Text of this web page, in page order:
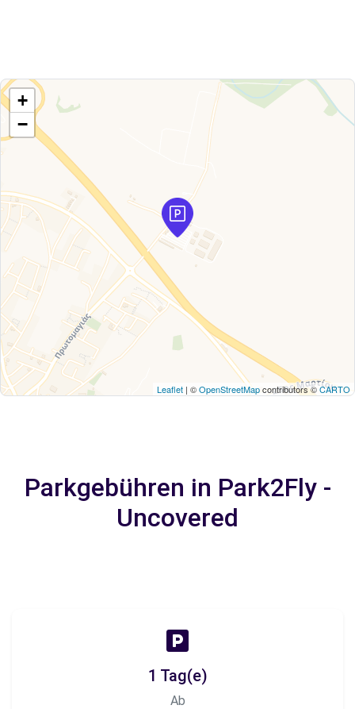
+
−
Leaflet | ©OpenStreetMapcontributors ©CARTO
Parkgebühren in Park2Fly -
Uncovered
1 Tag(e)
Ab